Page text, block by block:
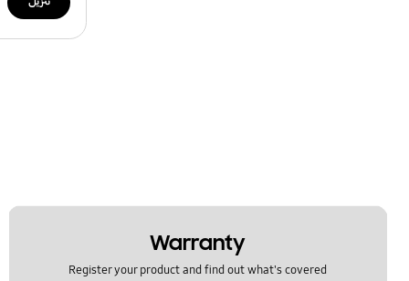
Warranty
Register your product and find out what's covered